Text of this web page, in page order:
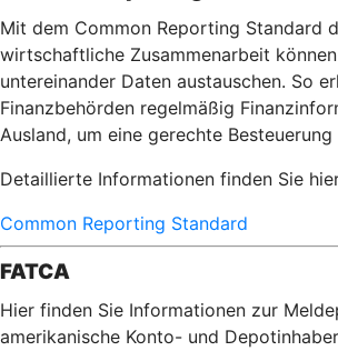
Mit dem Common Reporting Standard
wirtschaftliche Zusammenarbeit
untereinander Daten austauschen. So
Finanzbehörden regelmäßig
Ausland, um eine gerechte
Detaillierte Informationen finden Sie
Common Reporting Standard
FATCA
Hier finden Sie Informationen zur
amerikanische Konto- und